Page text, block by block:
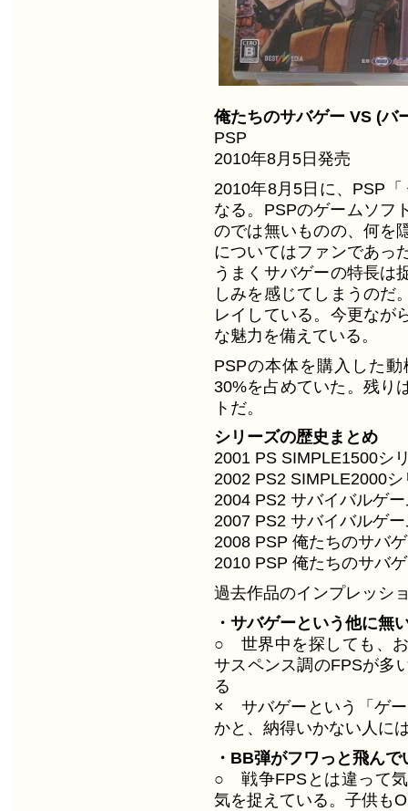
俺たちのサバゲー VS (バ
PSP
2010年8月5日発売
2010年8月5日に、PSP
なる。PSPのゲームソフ
のでは無いものの、何を
についてはファンであっ
うまくサバゲーの特長は
しみを感じてしまうのだ
レイしている。今更なが
な魅力を備えている。
PSPの本体を購入した
30%を占めていた。残り
トだ。
シリーズの歴史まとめ
2001 PS SIMPLE1500シ
2002 PS2 SIMPLE2000
2004 PS2 サバイバルゲ
2007 PS2 サバイバルゲ
2008 PSP 俺たちのサバ
2010 PSP 俺たちのサバ
過去作品のインプレッ
・サバゲーという他に無
○ 世界中を探しても、
サスペンス調のFPSが多
る
× サバゲーという「ゲー
かと、納得いかない人に
・BB弾がフワっと飛ん
○ 戦争FPSとは違って
気を捉えている。子供も